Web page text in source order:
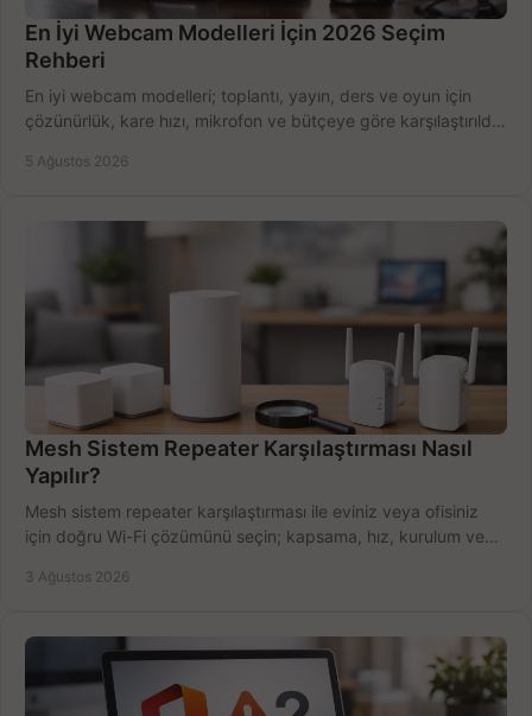
En İyi Webcam Modelleri İçin 2026 Seçim
Rehberi
En iyi webcam modelleri; toplantı, yayın, ders ve oyun için
çözünürlük, kare hızı, mikrofon ve bütçeye göre karşılaştırıldı.
5 Ağustos 2026
Mesh Sistem Repeater Karşılaştırması Nasıl
Yapılır?
Mesh sistem repeater karşılaştırması ile eviniz veya ofisiniz
için doğru Wi-Fi çözümünü seçin; kapsama, hız, kurulum ve
3 Ağustos 2026